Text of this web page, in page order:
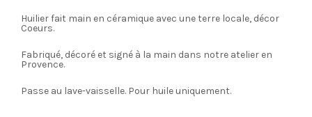
Huilier fait main en céramique avec une terre locale, décor
Coeurs.
Fabriqué, décoré et signé à la main dans notre atelier en
Provence.
Passe au lave-vaisselle. Pour huile uniquement.